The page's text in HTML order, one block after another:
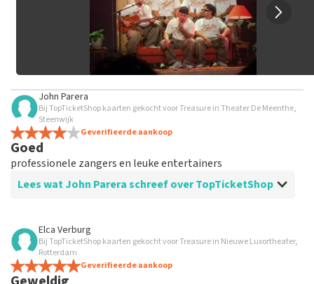
John Parera
Bij TopTicketShop kaarten gekocht voor Treasure in Theater De Meenthe,
Steenwijk
Geverifieerde aankoop
Goed
professionele zangers en leuke entertainers
Lees wat John Parera schreef over TopTicketShop
Beoordeling van John Parera over
goed
Elca Verburg
Bij TopTicketShop kaarten gekocht voor Treasure in Nieuwe Luxortheater,
Rotterdam
Geverifieerde aankoop